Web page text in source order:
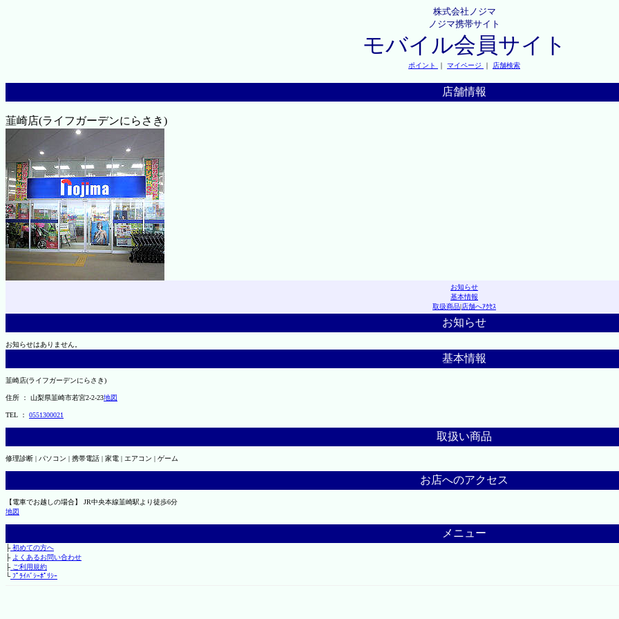
株式会社ノジマ
ノジマ携帯サイト
モバイル会員サイト
ポイント ｜ マイページ ｜ 店舗検索
店舗情報
韮崎店(ライフガーデンにらさき)
お知らせ
基本情報
取扱商品|店舗へｱｸｾｽ
お知らせ
お知らせはありません。
基本情報
韮崎店(ライフガーデンにらさき)
住所 ： 山梨県韮崎市若宮2-2-23地図
TEL ： 0551300021
取扱い商品
修理診断 | パソコン | 携帯電話 | 家電 | エアコン | ゲーム
お店へのアクセス
【電車でお越しの場合】 JR中央本線韮崎駅より徒歩6分
地図
メニュー
├初めての方へ
├ よくあるお問い合わせ
├ご利用規約
└ﾌﾟﾗｲﾊﾞｼｰﾎﾟﾘｼｰ